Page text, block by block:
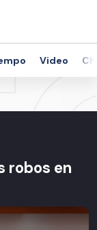
Video
robos en